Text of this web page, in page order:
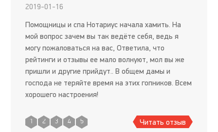
2019-01-16
Помощницы и спа Нотариус начала хамить. На
мой вопрос зачем вы так ведёте себя, ведь я
могу пожаловаться на вас, Ответила, что
рейтинги и отзывы ее мало волнуют, мол вы же
пришли и другие прийдут.. В общем дамы и
господа не теряйте время на этих гопников. Всем
хорошего настроения!
1 2 3 4 5 Читать отзыв